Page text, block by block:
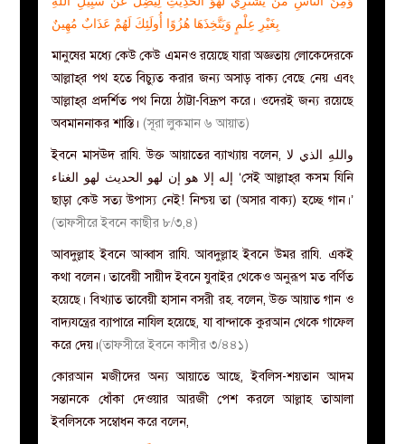
بِغَيْرِ عِلْمٍ وَيَتَّخِذَهَا هُزُوًا أُولَئِكَ لَهُمْ عَذَابٌ مُهِينٌ
মানুষের মধ্যে কেউ কেউ এমনও রয়েছে যারা অজ্ঞতায় লোকেদেরকে
আল্লাহ্‌র পথ হতে বিচ্যুত করার জন্য অসাড় বাক্য বেছে নেয় এবং
আল্লাহ্‌র প্রদর্শিত পথ নিয়ে ঠাট্টা-বিদ্রূপ করে। ওদেরই জন্য রয়েছে
অবমাননাকর শাস্তি। (সূরা লুকমান ৬ আয়াত)
ইবনে মাসঊদ রাযি. উক্ত আয়াতের ব্যাখ্যায় বলেন, واللهِ الذي لا
إله إلا هو إن لهو الحديث لهو الغناء ‘সেই আল্লাহ্‌র কসম যিনি
ছাড়া কেউ সত্য উপাস্য নেই! নিশ্চয় তা (অসার বাক্য) হচ্ছে গান।’
(তাফসীরে ইবনে কাছীর ৮/৩,৪)
আবদুল্লাহ ইবনে আব্বাস রাযি. আবদুল্লাহ ইবনে উমর রাযি. একই
কথা বলেন। তাবেয়ী সায়ীদ ইবনে যুবাইর থেকেও অনুরূপ মত বর্ণিত
হয়েছে। বিখ্যাত তাবেয়ী হাসান বসরী রহ. বলেন, উক্ত আয়াত গান ও
বাদ্যযন্ত্রের ব্যাপারে নাযিল হয়েছে, যা বান্দাকে কুরআন থেকে গাফেল
করে দেয়।(তাফসীরে ইবনে কাসীর ৩/৪৪১)
কোরআন মজীদের অন্য আয়াতে আছে, ইবলিস-শয়তান আদম
সন্তানকে ধোঁকা দেওয়ার আরজী পেশ করলে আল্লাহ তাআলা
ইবলিসকে সম্বোধন করে বলেন,